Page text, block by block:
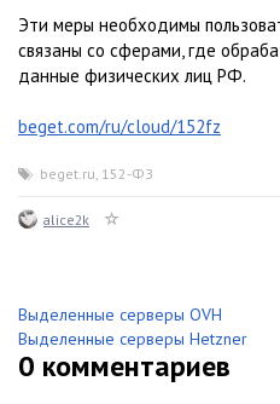
Эти меры необходимы
связаны со сферами, где
данные физических лиц РФ.
beget.com/ru/cloud/152fz
beget.ru 152-ФЗ
alice2k
Выделенные серверы OVH
Выделенные серверы Hetzner
0 комментариев